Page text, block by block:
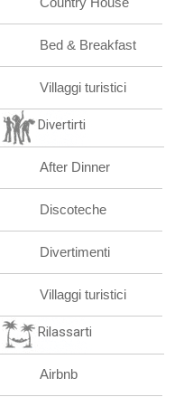
Bed & Breakfast
Villaggi turistici
Divertirti
After Dinner
Discoteche
Divertimenti
Villaggi turistici
Rilassarti
Airbnb